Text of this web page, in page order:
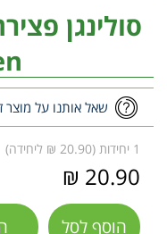
שאל אותנו על מוצר
1 יחידות (20.90 ₪ ליחידה)
20.90 ₪
הוסף לסל